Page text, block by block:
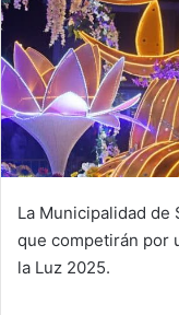
La Municipalidad de
que competirán por
la Luz 2025.